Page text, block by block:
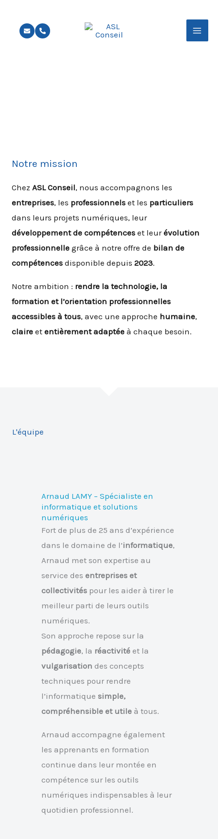
contenu
Notre mission
Chez ASL Conseil, nous accompagnons les
entreprises, les professionnels et les particuliers
dans leurs projets numériques, leur
développement de compétences et leurévolution
professionnelle grâce à notre offre de bilan de
compétences disponible depuis 2023.
Notre ambition : rendre la technologie, la
formation et l’orientation professionnelles
accessibles à tous, avec une approche humaine,
claire et entièrement adaptée à chaque besoin.
L'équipe
Arnaud LAMY – Spécialiste en
informatique et solutions
numériques
Fort de plus de 25 ans d’expérience
dans le domaine de l’informatique,
Arnaud met son expertise au
service des entreprises et
collectivités pour les aider à tirer le
meilleur parti de leurs outils
numériques.
Son approche repose sur la
pédagogie, la réactivité et la
vulgarisation des concepts
techniques pour rendre
l’informatique simple,
compréhensible et utile à tous.
Arnaud accompagne également
les apprenants en formation
continue dans leur montée en
compétence sur les outils
numériques indispensables à leur
quotidien professionnel.